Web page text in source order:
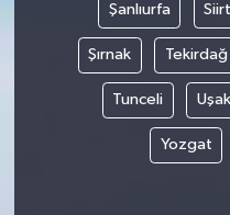
Şanlıurfa Siirt
Şırnak Tekirdağ
Tunceli Uşak
Yozgat